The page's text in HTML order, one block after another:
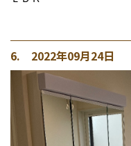
6. 2022年09月24日